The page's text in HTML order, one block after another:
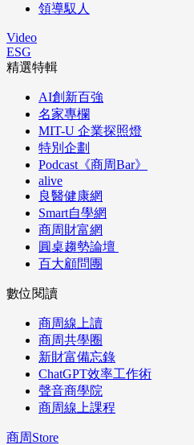
領導馭人
Video
ESG
精選特輯
AI創新百強
名家專欄
MIT-U 企業探照燈
特別企劃
Podcast《商周Bar》
alive
良醫健康網
Smart自學網
商周財富網
圓桌趨勢論壇
百大顧問團
數位閱讀
商周線上讀
商周共學圈
新財富備忘錄
ChatGPT效率工作術
聲音商學院
商周線上課程
商周Store